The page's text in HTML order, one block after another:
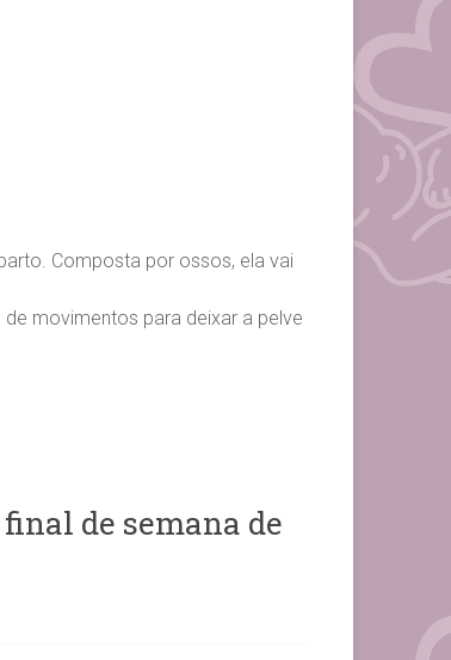
Composta por ossos, ela vai
movimentos para deixar a pelve
final de semana de